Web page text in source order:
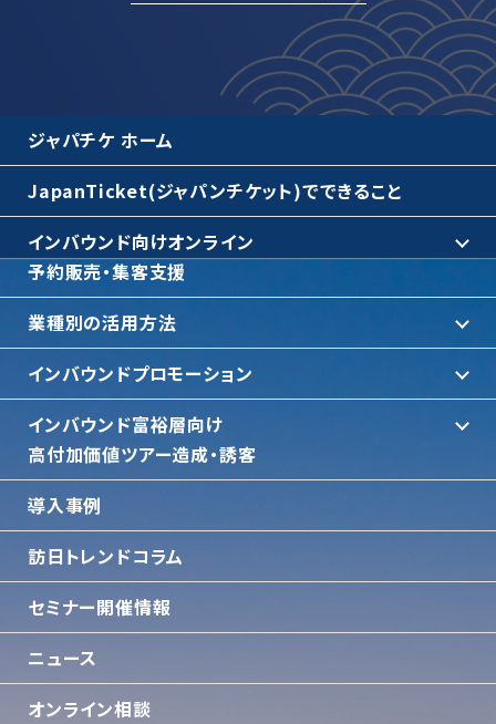
ジャパチケ ホーム
JapanTicket(ジャパンチケット)でできること
インバウンド向けオンライン
予約販売・集客支援
業種別の活用方法
インバウンドプロモーション
インバウンド富裕層向け
⾼付加価値ツアー造成・誘客
導入事例
訪日トレンドコラム
セミナー開催情報
ニュース
オンライン相談